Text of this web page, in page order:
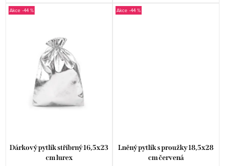
-44 %
Dárkový pytlík stříbrný 16,5x23
cm lurex
-44 %
Lněný pytlík s proužky 18,5x28
cm červená